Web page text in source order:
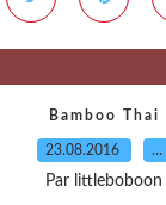
Bamboo Thai
23.08.2016 …
Par littleboboon